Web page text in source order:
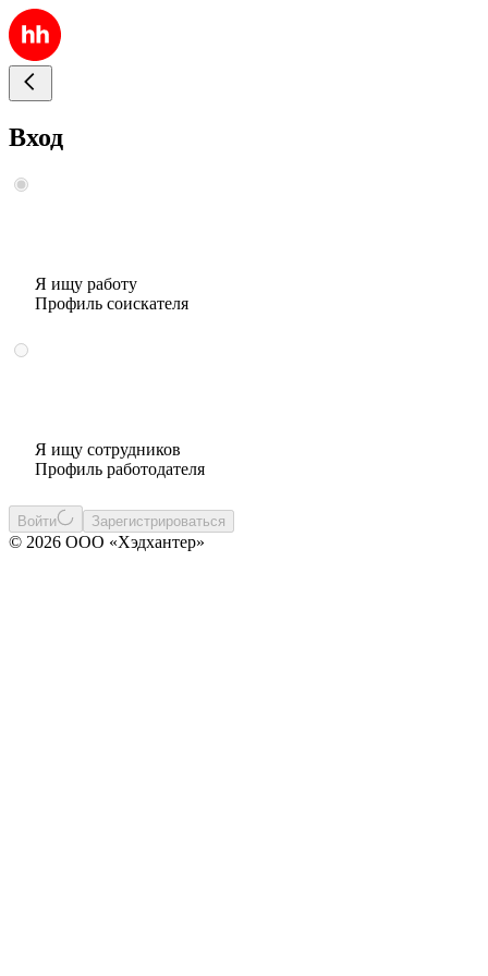
Вход
Я ищу работу
Профиль соискателя
Я ищу сотрудников
Профиль работодателя
Войти Зарегистрироваться
© 2026 ООО «Хэдхантер»